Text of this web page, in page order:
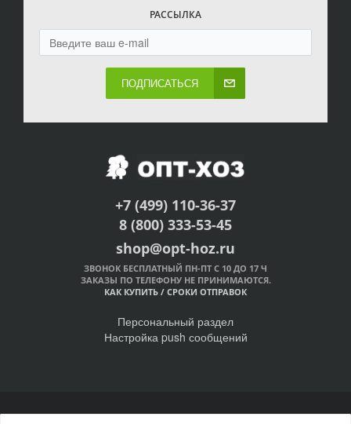
РАССЫЛКА
ПОДПИСАТЬСЯ
+7 (499) 110-36-37
8 (800) 333-53-45
shop@opt-hoz.ru
ЗВОНОК БЕСПЛАТНЫЙ ПН-ПТ С 10 ДО 17 Ч
ЗАКАЗЫ ПО ТЕЛЕФОНУ НЕ ПРИНИМАЮТСЯ.
КАК КУПИТЬ / СРОКИ ОТПРАВОК
Персональный раздел
Настройка push сообщений
© Интернет-магазин ОПТ-ХОЗ, 2011-2026